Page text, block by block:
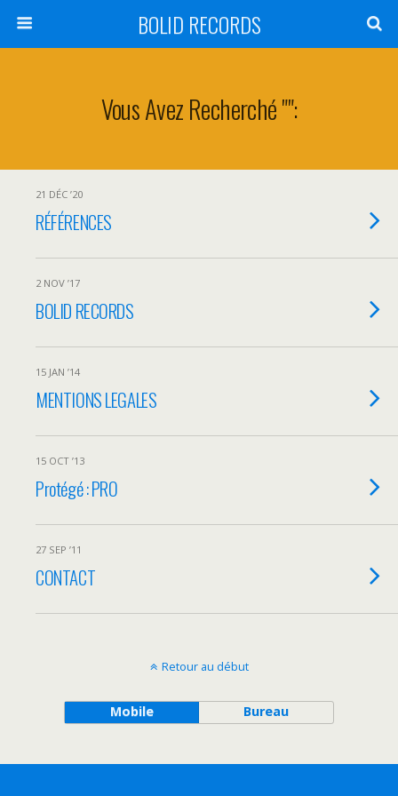
BOLID RECORDS
Vous Avez Recherché "":
21 DÉC ’20
RÉFÉRENCES
2 NOV ’17
BOLID RECORDS
15 JAN ’14
MENTIONS LEGALES
15 OCT ’13
Protégé : PRO
27 SEP ’11
CONTACT
Retour au début
Mobile Bureau